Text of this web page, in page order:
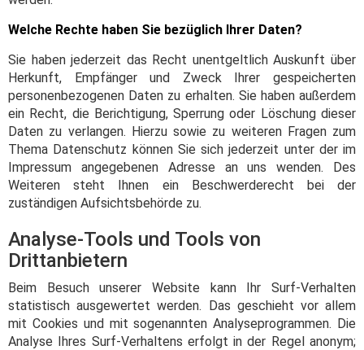
Welche Rechte haben Sie bezüglich Ihrer Daten?
Sie haben jederzeit das Recht unentgeltlich Auskunft über
Herkunft, Empfänger und Zweck Ihrer gespeicherten
personenbezogenen Daten zu erhalten. Sie haben außerdem
ein Recht, die Berichtigung, Sperrung oder Löschung dieser
Daten zu verlangen. Hierzu sowie zu weiteren Fragen zum
Thema Datenschutz können Sie sich jederzeit unter der im
Impressum angegebenen Adresse an uns wenden. Des
Weiteren steht Ihnen ein Beschwerderecht bei der
zuständigen Aufsichtsbehörde zu.
Analyse-Tools und Tools von
Drittanbietern
Beim Besuch unserer Website kann Ihr Surf-Verhalten
statistisch ausgewertet werden. Das geschieht vor allem
mit Cookies und mit sogenannten Analyseprogrammen. Die
Analyse Ihres Surf-Verhaltens erfolgt in der Regel anonym;